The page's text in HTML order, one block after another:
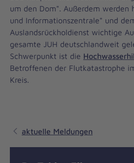
um den Dom". Außerdem
und Informationszentrale" und
Auslandsrückholdienst wichtige
gesamte JUH deutschlandweit
Schwerpunkt ist die
Betroffenen der Flutkatastrophe
Kreis.
aktuelle Meldungen